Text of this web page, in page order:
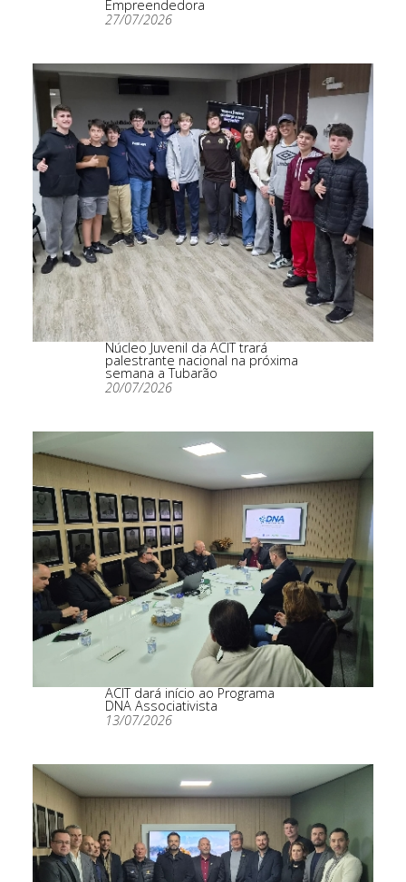
Empreendedora
27/07/2026
Núcleo Juvenil da ACIT trará
palestrante nacional na próxima
semana a Tubarão
20/07/2026
ACIT dará início ao Programa
DNA Associativista
13/07/2026